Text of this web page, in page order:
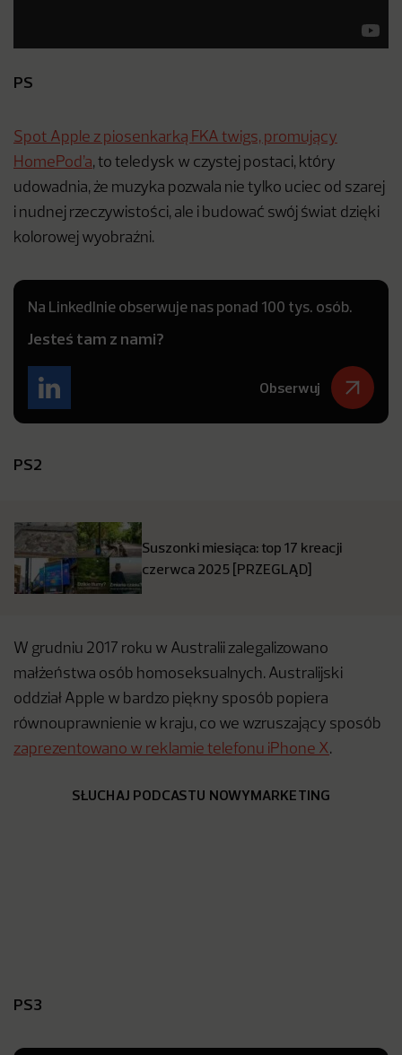
PS
Spot Apple z piosenkarką FKA twigs, promujący
HomePod’a, to teledysk w czystej postaci, który
udowadnia, że muzyka pozwala nie tylko uciec od szarej
i nudnej rzeczywistości, ale i budować swój świat dzięki
kolorowej wyobraźni.
Na LinkedInie obserwuje nas ponad 100 tys. osób.
Jesteś tam z nami?
Obserwuj
PS2
Suszonki miesiąca: top 17 kreacji
czerwca 2025 [PRZEGLĄD]
W grudniu 2017 roku w Australii zalegalizowano
małżeństwa osób homoseksualnych. Australijski
oddział Apple w bardzo piękny sposób popiera
równouprawnienie w kraju, co we wzruszający sposób
zaprezentowano w reklamie telefonu iPhone X.
SŁUCHAJ PODCASTU NOWYMARKETING
PS3